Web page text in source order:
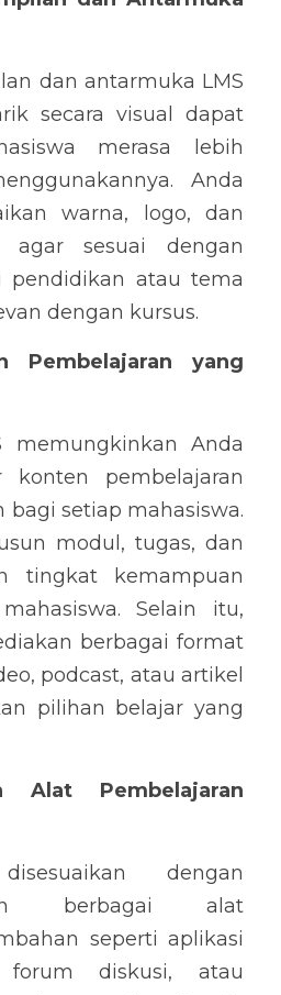
dan antarmuka LMS
secara visual dapat
merasa lebih
Anda
warna, logo, dan
sesuai dengan
pendidikan atau tema
dengan kursus.
yang
memungkinkan Anda
pembelajaran
bagi setiap mahasiswa.
modul, tugas, dan
tingkat kemampuan
Selain itu,
berbagai format
podcast, atau artikel
pilihan belajar yang
Alat Pembelajaran
dengan
berbagai alat
seperti aplikasi
diskusi, atau